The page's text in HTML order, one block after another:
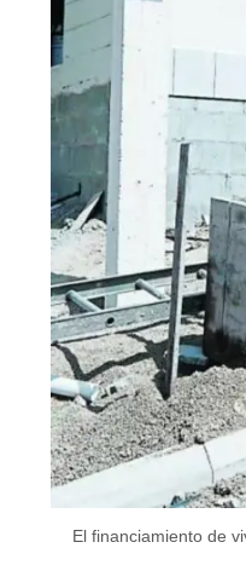
El financiamiento de